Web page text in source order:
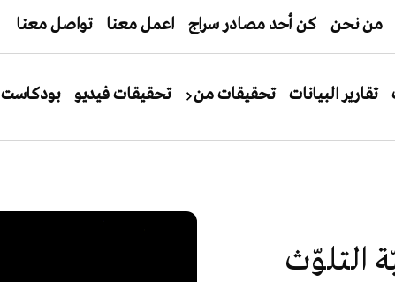
من نحن كن أحد مصادر سراج اعمل معنا تواصل معنا
تقارير البيانات تحقيقات من تحقيقات فيديو بودكاست
التلوّث